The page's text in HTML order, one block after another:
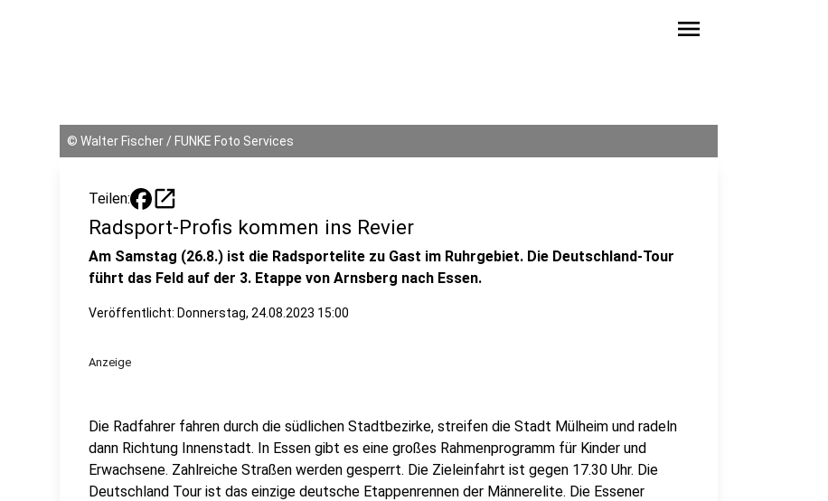
menu
© Walter Fischer / FUNKE Foto Services
Teilen: open_in_new
Radsport-Profis kommen ins Revier
Am Samstag (26.8.) ist die Radsportelite zu Gast im Ruhrgebiet. Die Deutschland-Tour
führt das Feld auf der 3. Etappe von Arnsberg nach Essen.
Veröffentlicht: Donnerstag, 24.08.2023 15:00
Anzeige
Die Radfahrer fahren durch die südlichen Stadtbezirke, streifen die Stadt Mülheim und radeln
dann Richtung Innenstadt. In Essen gibt es eine großes Rahmenprogramm für Kinder und
Erwachsene. Zahlreiche Straßen werden gesperrt. Die Zieleinfahrt ist gegen 17.30 Uhr. Die
Deutschland Tour ist das einzige deutsche Etappenrennen der Männerelite. Die Essener